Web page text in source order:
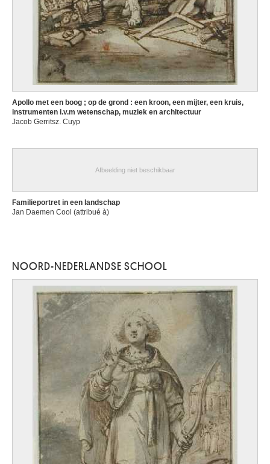
Apollo met een boog ; op de grond : een kroon, een mijter, een kruis,
instrumenten i.v.m wetenschap, muziek en architectuur
Jacob Gerritsz. Cuyp
Afbeelding niet beschikbaar
Familieportret in een landschap
Jan Daemen Cool (attribué à)
NOORD-NEDERLANDSE SCHOOL